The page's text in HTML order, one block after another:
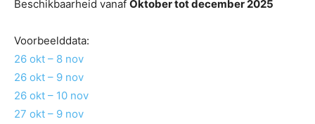
Beschikbaarheid vanaf Oktober tot december 2025
Voorbeelddata:
26 okt – 8 nov
26 okt – 9 nov
26 okt – 10 nov
27 okt – 9 nov